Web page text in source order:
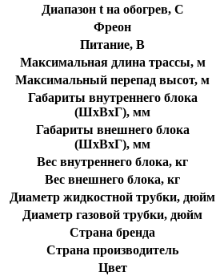
Диапазон t на обогрев, C
Фреон
Питание, В
Максимальная длина трассы, м
Максимальный перепад высот, м
Габариты внутреннего блока
(ШхВхГ), мм
Габариты внешнего блока
(ШхВхГ), мм
Вес внутреннего блока, кг
Вес внешнего блока, кг
Диаметр жидкостной трубки, дюйм
Диаметр газовой трубки, дюйм
Страна бренда
Страна производитель
Цвет